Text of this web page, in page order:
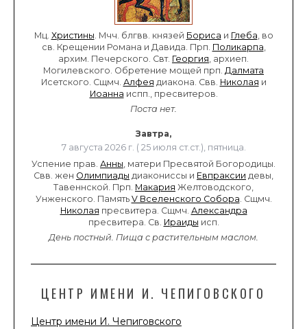
Мц. Христины. Мчч. блгвв. князей Бориса и Глеба, во
св. Крещении Романа и Давида. Прп. Поликарпа,
архим. Печерского. Свт. Георгия, архиеп.
Могилевского. Обретение мощей прп. Далмата
Исетского. Сщмч. Алфея диакона. Свв. Николая и
Иоанна испп., пресвитеров.
Поста нет.
Завтра,
7 августа 2026 г. ( 25 июля ст.ст.), пятница.
Успение прав. Анны, матери Пресвятой Богородицы.
Свв. жен Олимпиады диакониссы и Евпраксии девы,
Тавеннской. Прп. Макария Желтоводского,
Унженского. Память V Вселенского Собора. Сщмч.
Николая пресвитера. Сщмч. Александра
пресвитера. Св. Ираиды исп.
День постный. Пища с растительным маслом.
ЦЕНТР ИМЕНИ И. ЧЕПИГОВСКОГО
Центр имени И. Чепиговского